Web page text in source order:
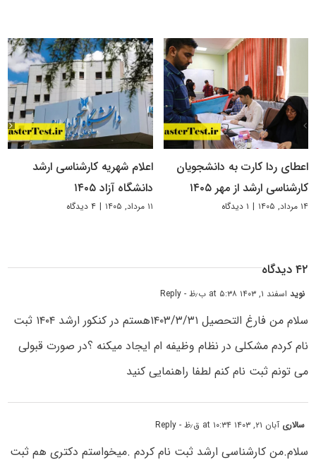
اعطای ردا کارت به دانشجویان
کارشناسی ارشد از مهر ۱۴۰۵
۱۴ مرداد, ۱۴۰۵ | ۱ دیدگاه
اعلام شهریه کارشناسی ارشد
دانشگاه آزاد ۱۴۰۵
۱۱ مرداد, ۱۴۰۵ | ۴ دیدگاه
۴۲ دیدگاه
نویداسفند ۱, ۱۴۰۳ at ۵:۳۸ ب٫ظ - Reply
سلام من فارغ التحصیل ۱۴۰۳/۳/۳۱هستم در کنکور ارشد ۱۴۰۴ ثبت
نام کردم مشکلی در نظام وظیفه ام ایجاد میکنه ؟در صورت قبولی
می تونم ثبت نام کنم لطفا راهنمایی کنید
سالاری آبان ۲۱, ۱۴۰۳ at ۱۰:۳۴ ق٫ظ - Reply
سلام.من کارشناسی ارشد ثبت نام کردم .میخواستم دکتری هم ثبت